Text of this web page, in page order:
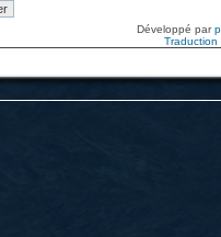
Développé par
Traduction